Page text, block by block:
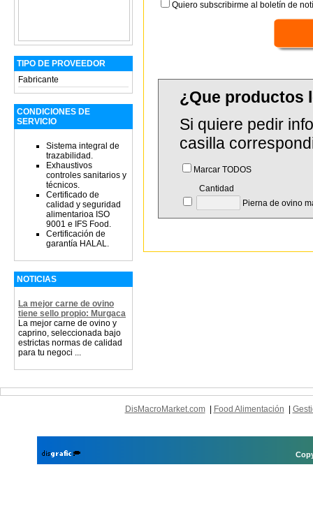
TIPO DE PROVEEDOR
Fabricante
CONDICIONES DE
SERVICIO
Sistema integral de
trazabilidad.
Exhaustivos
controles sanitarios y
técnicos.
Certificado de
calidad y seguridad
alimentarioa ISO
9001 e IFS Food.
Certificación de
garantía HALAL.
NOTICIAS
La mejor carne de ovino
tiene sello propio: Murgaca
La mejor carne de ovino y
caprino, seleccionada bajo
estrictas normas de calidad
para tu negoci ...
Quiero subscribirme al boletín de
¿Que productos
Si quiere pedir
casilla
Marcar TODOS
Cantidad
Pierna de ovino
DisMacroMarket.com| Food Alimentación |